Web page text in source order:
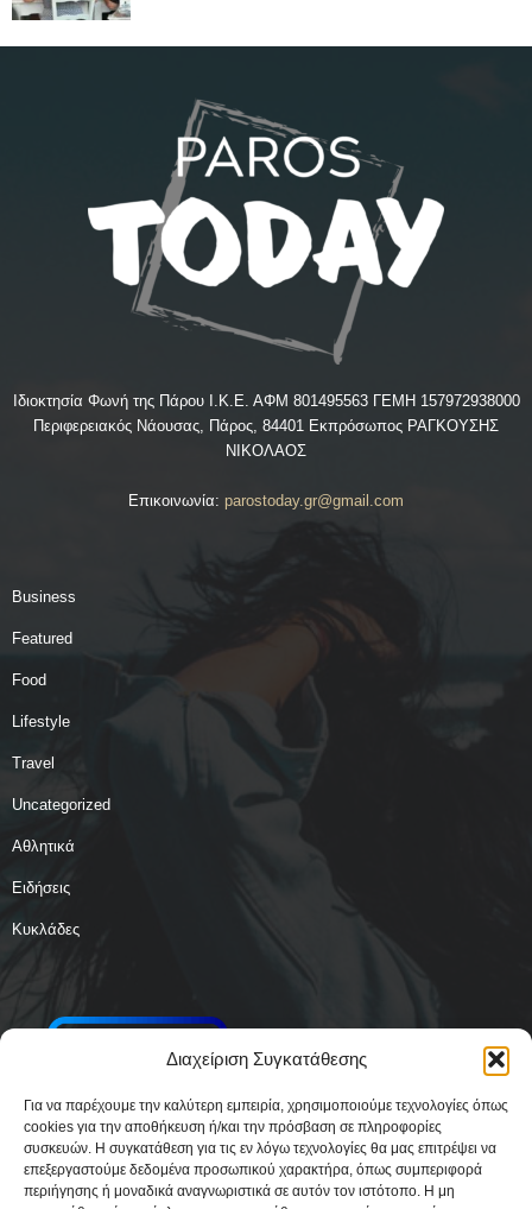
Διαχείριση Συγκατάθεσης
Για να παρέχουμε την καλύτερη εμπειρία, χρησιμοποιούμε τεχνολογίες όπως
cookies για την αποθήκευση ή/και την πρόσβαση σε πληροφορίες
συσκευών. Η συγκατάθεση για τις εν λόγω τεχνολογίες θα μας επιτρέψει να
επεξεργαστούμε δεδομένα προσωπικού χαρακτήρα, όπως συμπεριφορά
περιήγησης ή μοναδικά αναγνωριστικά σε αυτόν τον ιστότοπο. Η μη
Ιδιοκτησία Φωνή της Πάρου Ι.Κ.Ε. ΑΦΜ 801495563 ΓΕΜΗ 157972938000
Περιφερειακός Νάουσας, Πάρος, 84401 Εκπρόσωπος ΡΑΓΚΟΥΣΗΣ
ΝΙΚΟΛΑΟΣ
Επικοινωνία: parostoday.gr@gmail.com
Business
Featured
Food
Lifestyle
Travel
Uncategorized
Αθλητικά
Ειδήσεις
Κυκλάδες